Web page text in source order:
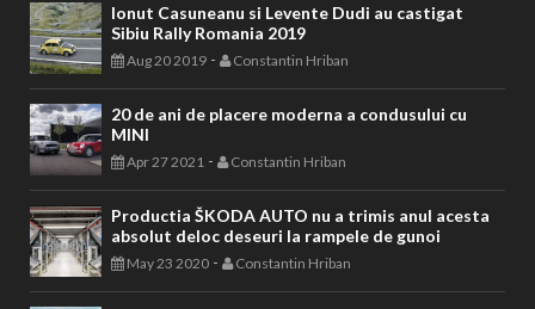
Ionut Casuneanu si Levente Dudi au castigat
Sibiu Rally Romania 2019
Aug 20 2019 - Constantin Hriban
20 de ani de placere moderna a condusului cu
MINI
Apr 27 2021 - Constantin Hriban
Productia ŠKODA AUTO nu a trimis anul acesta
absolut deloc deseuri la rampele de gunoi
May 23 2020 - Constantin Hriban